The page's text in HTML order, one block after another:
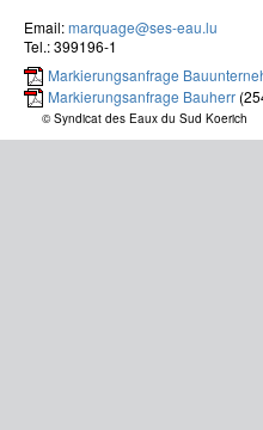
Email:marquage@ses-eau.lu
Tel.: 399196-1
Markierungsanfrage
Markierungsanfrage Bauherr
© Syndicat des Eaux du Sud Koerich